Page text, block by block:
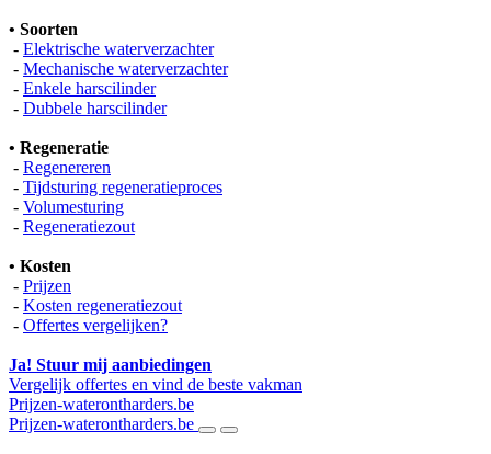
• Soorten
- Elektrische waterverzachter
- Mechanische waterverzachter
- Enkele harscilinder
- Dubbele harscilinder
• Regeneratie
- Regenereren
- Tijdsturing regeneratieproces
- Volumesturing
- Regeneratiezout
• Kosten
- Prijzen
- Kosten regeneratiezout
- Offertes vergelijken?
Ja! Stuur mij aanbiedingen
Vergelijk offertes en vind de beste vakman
Prijzen-waterontharders.be
Prijzen-waterontharders.be